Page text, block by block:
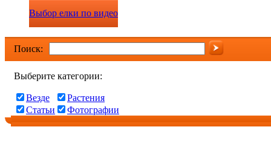
Выбор елки по видео
Поиск:
Выберите категории:
Везде
Растения
Статьи
Фотографии